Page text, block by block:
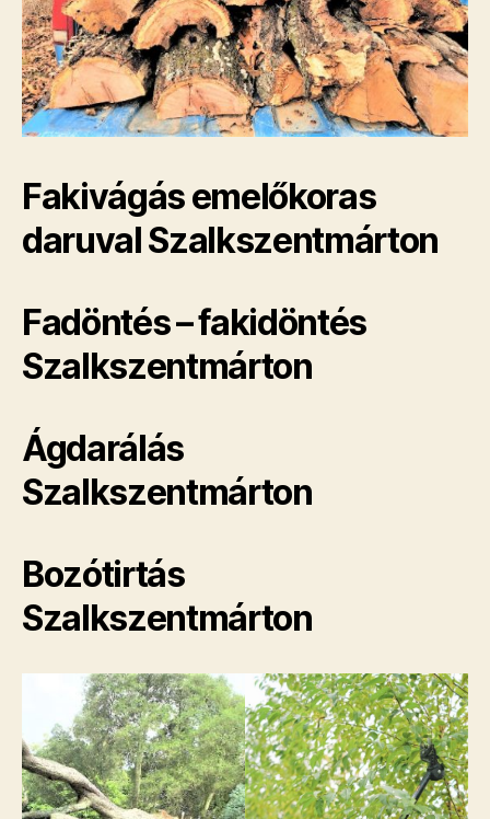
Fakivágás emelőkoras
daruval Szalkszentmárton
Fadöntés – fakidöntés
Szalkszentmárton
Ágdarálás
Szalkszentmárton
Bozótirtás
Szalkszentmárton